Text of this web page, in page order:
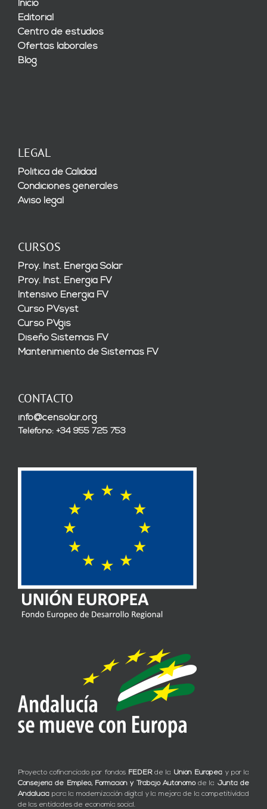
Inicio
Editorial
Centro de estudios
Ofertas laborales
Blog
LEGAL
Política de Calidad
Condiciones generales
Aviso legal
CURSOS
Proy. Inst. Energía Solar
Proy. Inst. Energía FV
Intensivo Energía FV
Curso PVsyst
Curso PVgis
Diseño Sistemas FV
Mantenimiento de Sistemas FV
CONTACTO
info@censolar.org
Teléfono: +34 955 725 753
Proyecto cofinanciado por fondos FEDERde la Unión Europea y por la
Consejería de Empleo, Formación y Trabajo Autónomode la Junta de
Andalucía para la modernización digital y la mejora de la competitividad
de las entidades de economía social.